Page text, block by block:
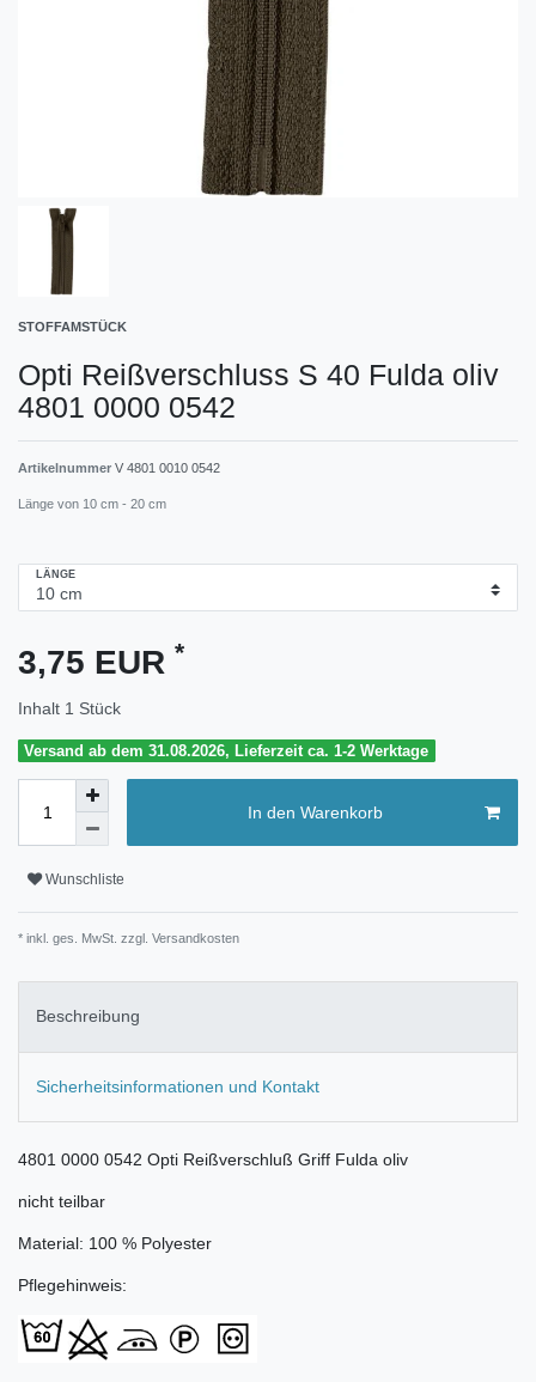
STOFFAMSTÜCK
Opti Reißverschluss S 40 Fulda oliv
4801 0000 0542
Artikelnummer V 4801 0010 0542
Länge von 10 cm - 20 cm
LÄNGE
3,75 EUR *
Inhalt 1 Stück
Versand ab dem 31.08.2026, Lieferzeit ca. 1-2 Werktage
In den Warenkorb
Wunschliste
* inkl. ges. MwSt. zzgl. Versandkosten
Beschreibung
Sicherheitsinformationen und Kontakt
4801 0000 0542 Opti Reißverschluß Griff Fulda oliv
nicht teilbar
Material: 100 % Polyester
Pflegehinweis: